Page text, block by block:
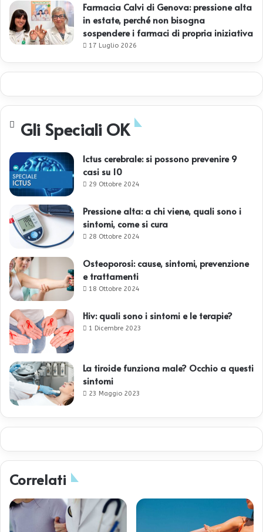
Farmacia Calvi di Genova: pressione alta
in estate, perché non bisogna
sospendere i farmaci di propria iniziativa
17 Luglio 2026
Gli Speciali OK
Ictus cerebrale: si possono prevenire 9
casi su 10
29 Ottobre 2024
Pressione alta: a chi viene, quali sono i
sintomi, come si cura
28 Ottobre 2024
Osteoporosi: cause, sintomi, prevenzione
e trattamenti
18 Ottobre 2024
Hiv: quali sono i sintomi e le terapie?
1 Dicembre 2023
La tiroide funziona male? Occhio a questi
sintomi
23 Maggio 2023
Correlati